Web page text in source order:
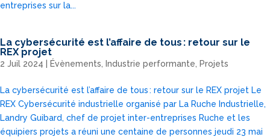
entreprises sur la...
La cybersécurité est l’affaire de tous : retour sur le
REX projet
2 Juil 2024 Évènements Industrie performante Projets
La cybersécurité est l’affaire de tous : retour sur le REX projet Le
REX Cybersécurité industrielle organisé par La Ruche Industrielle,
Landry Guibard, chef de projet inter-entreprises Ruche et les
équipiers projets a réuni une centaine de personnes jeudi 23 mai